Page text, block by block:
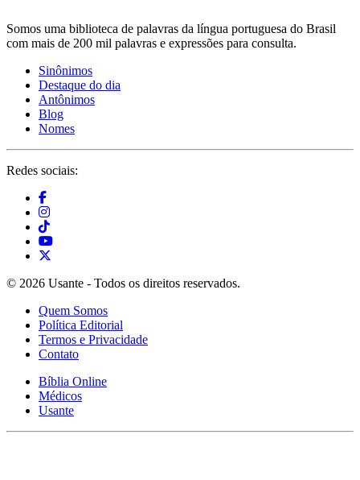
Somos uma biblioteca de palavras da língua portuguesa do Brasil
com mais de 200 mil palavras e expressões para consulta.
Sinônimos
Destaque do dia
Antônimos
Blog
Nomes
Redes sociais:
© 2026 Usante - Todos os direitos reservados.
Quem Somos
Política Editorial
Termos e Privacidade
Contato
Bíblia Online
Médicos
Usante